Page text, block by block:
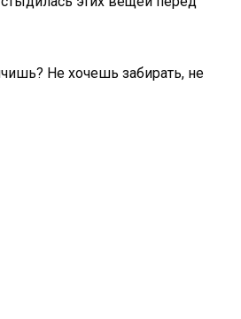
Не хочешь забирать, не